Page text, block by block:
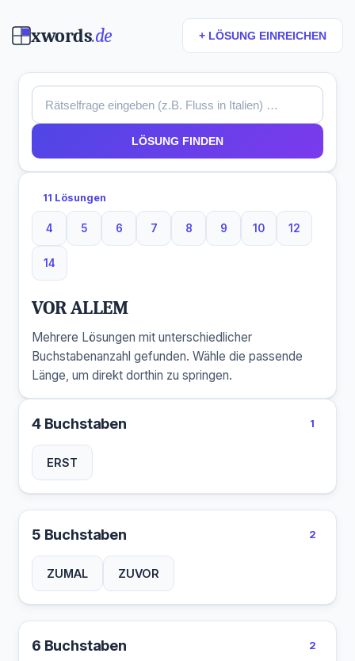
xwords.de + LÖSUNG EINREICHEN
LÖSUNG FINDEN
11 Lösungen
4
4 Buchstaben
5
5 Buchstaben
6
6 Buchstaben
7
7 Buchstaben
8
8 Buchstaben
9
9 Buchstaben
10
10 Buchstaben
12
12
14
14 Buchstaben
VOR ALLEM
Mehrere Lösungen mit unterschiedlicher
Buchstabenanzahl gefunden. Wähle die passende
Länge, um direkt dorthin zu springen.
4 Buchstaben 1
ERST
5 Buchstaben 2
ZUMAL ZUVOR
6 Buchstaben 2